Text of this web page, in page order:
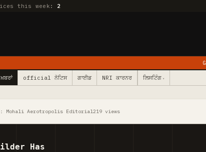
this week: 2
GMADA Opens
ਖ਼ਬਰਾਂ official ਨੋਟਿਸ ਗਾਈਡ NRI ਕਾਰਨਰ ਲਿਸਟਿੰਗ ▾
Mohali Aerotropolis Editorial219 views
Has